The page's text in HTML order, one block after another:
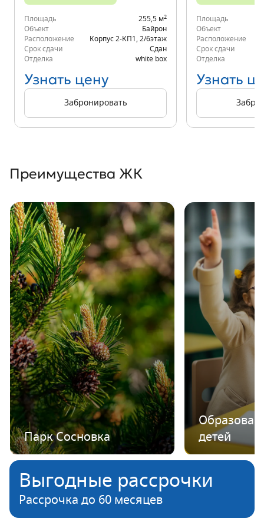
Площадь 255,5 м2
Объект
Байрон
Расположение
Корпус 2-КП1 2/6этаж
Срок сдачи
Сдан
Отделка
white box
Узнать цену
Забронировать
Площадь
Объект
Расположение
Срок сдачи
Отделка
Узнать
Преимущества ЖК
Парк Сосновка
детей
Выгодные рассрочки
Рассрочка до 60 месяцев